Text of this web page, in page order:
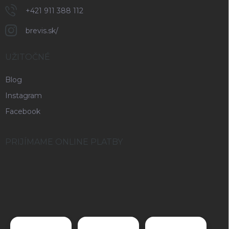
+421 911 388 112
brevis.sk/
UŽITOČNÉ
Blog
Instagram
Facebook
PRIJÍMAME ONLINE PLATBY